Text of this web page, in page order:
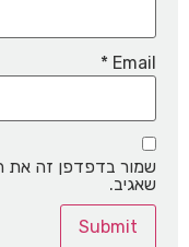
Email
*
שמור בדפדפן זה את
שאגיב.